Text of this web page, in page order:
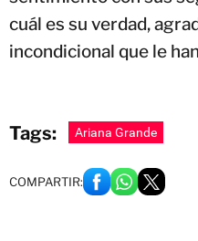
cuál es su verdad,
incondicional que le
Tags: Ariana Grande
COMPARTIR: